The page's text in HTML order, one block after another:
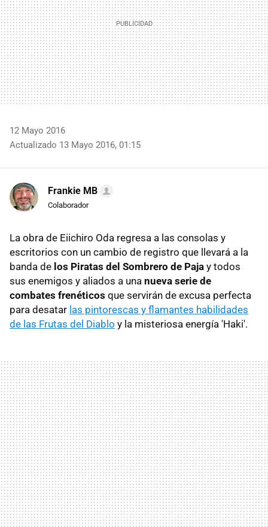
12 Mayo 2016
Actualizado 13 Mayo 2016, 01:15
Frankie MB
Colaborador
La obra de Eiichiro Oda regresa a las consolas y
escritorios con un cambio de registro que llevará a la
banda de los Piratas del Sombrero de Paja y todos
sus enemigos y aliados a una nueva serie de
combates frenéticos que servirán de excusa perfecta
para desatar las pintorescas y flamantes habilidades
de las Frutas del Diablo y la misteriosa energía 'Haki'.